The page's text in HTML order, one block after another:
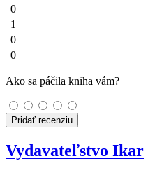
0
1
0
0
Ako sa páčila kniha vám?
Pridať recenziu
Vydavateľstvo Ikar